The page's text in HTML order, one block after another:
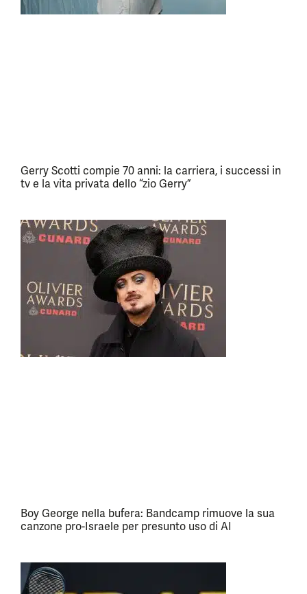
Gerry Scotti compie 70 anni: la carriera, i successi in
tv e la vita privata dello “zio Gerry”
Boy George nella bufera: Bandcamp rimuove la sua
canzone pro-Israele per presunto uso di AI